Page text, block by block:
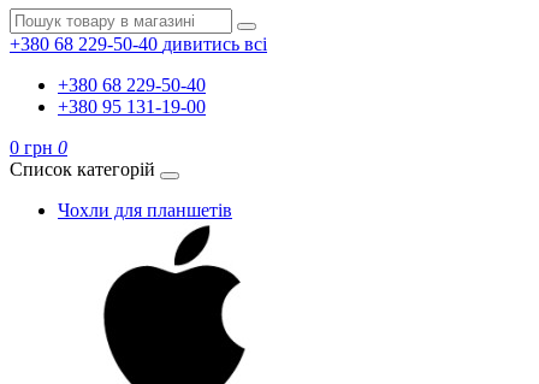
+380 68 229-50-40 дивитись всі
+380 68 229-50-40
+380 95 131-19-00
0 грн 0
Список категорій
Чохли для планшетів